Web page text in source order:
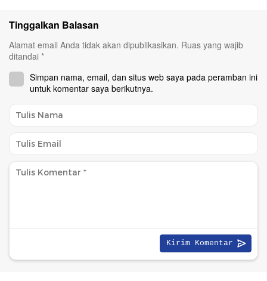
Tinggalkan Balasan
Alamat email Anda tidak akan dipublikasikan. Ruas yang wajib
ditandai *
Simpan nama, email, dan situs web saya pada peramban ini
untuk komentar saya berikutnya.